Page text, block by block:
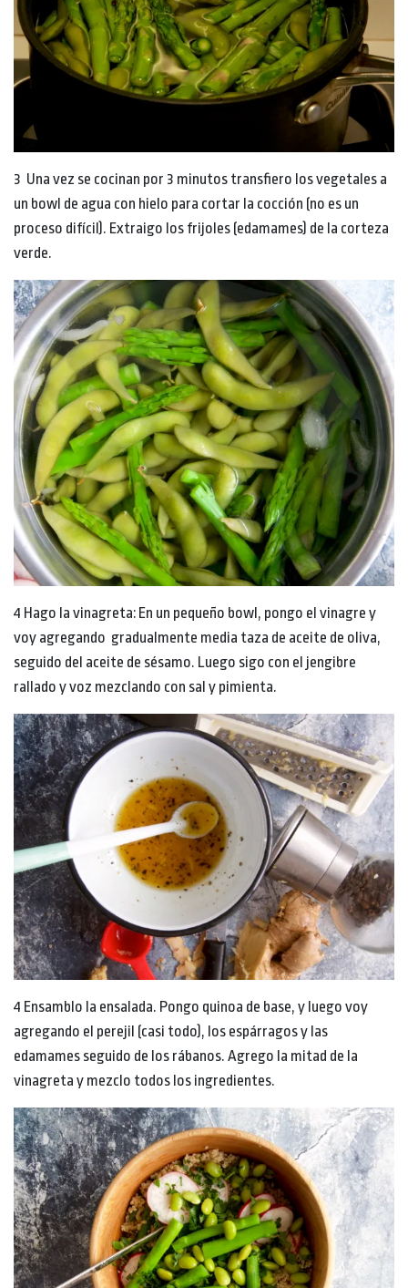
3 Una vez se cocinan por 3 minutos transfiero los vegetales a
un bowl de agua con hielo para cortar la cocción (no es un
proceso difícil). Extraigo los frijoles (edamames) de la corteza
verde.
4 Hago la vinagreta: En un pequeño bowl, pongo el vinagre y
voy agregando gradualmente media taza de aceite de oliva,
seguido del aceite de sésamo. Luego sigo con el jengibre
rallado y voz mezclando con sal y pimienta.
4 Ensamblo la ensalada. Pongo quinoa de base, y luego voy
agregando el perejil (casi todo), los espárragos y las
edamames seguido de los rábanos. Agrego la mitad de la
vinagreta y mezclo todos los ingredientes.